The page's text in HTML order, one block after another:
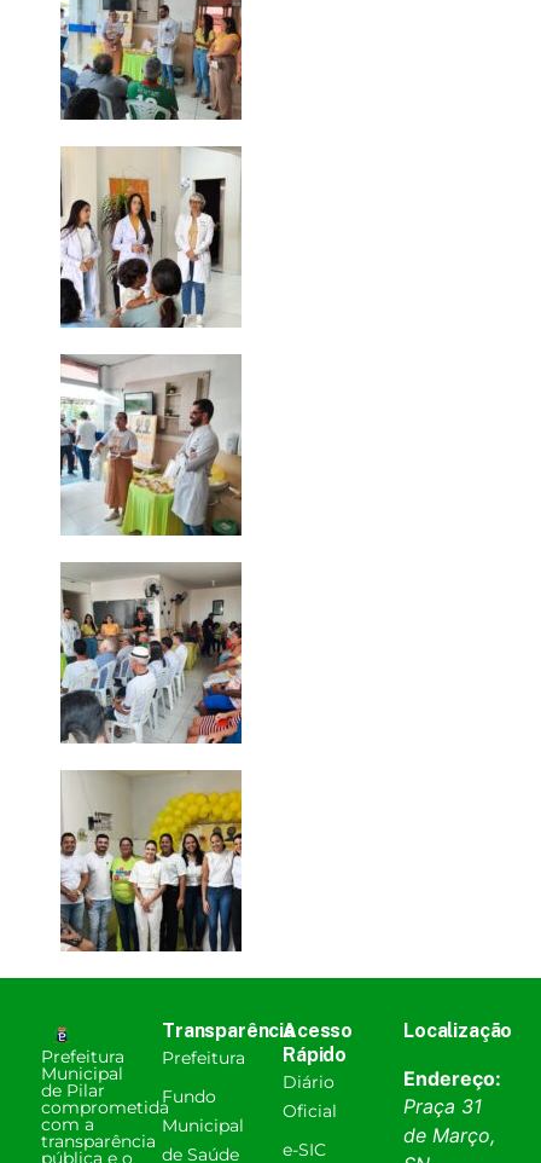
Prefeitura
Municipal
de Pilar
comprometida
com a
transparência
pública e o
Transparência
Prefeitura
Fundo
Municipal
de Saúde
Acesso
Rápido
Diário
Oficial
e-SIC
Localização
Endereço:
Praça 31
de Março,